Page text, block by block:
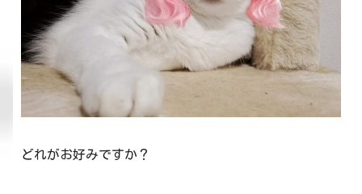
どれがお好みですか？